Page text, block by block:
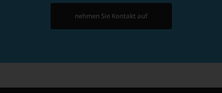
nehmen Sie Kontakt auf